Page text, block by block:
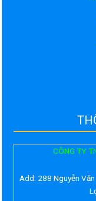
CÔNG TY
Add: 288 Nguyễn